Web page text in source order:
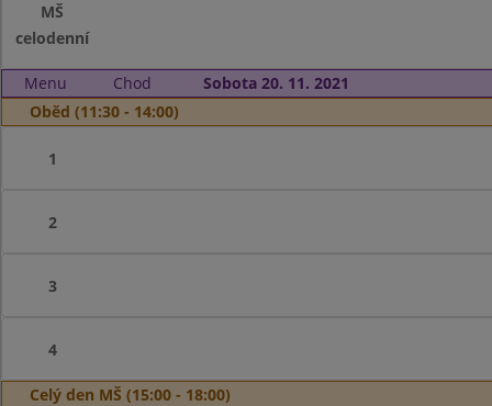
MŠ
celodenní
Menu Chod
Sobota 20. 11. 2021
Oběd (11:30 - 14:00)
1
2
3
4
Celý den MŠ (15:00 - 18:00)